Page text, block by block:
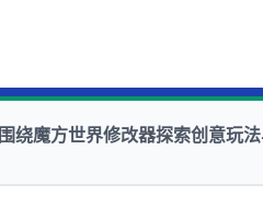
围绕魔方世界修改器探索创意玩